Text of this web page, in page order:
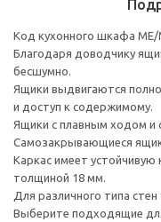
Код кухонного шкафа ME/
Благодаря доводчику
бесшумно.
Ящики выдвигаются
и доступ к содержимому.
Ящики с плавным ходом и
Самозакрывающиеся
Каркас имеет
толщиной 18 мм.
Для различного типа
Выберите подходящие